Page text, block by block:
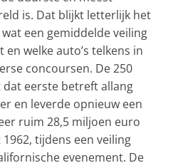
is. Dat blijkt letterlijk het
een gemiddelde veiling
welke auto’s telkens in
concoursen. De 250
dat eerste betreft allang
en leverde opnieuw een
ruim 28,5 miljoen euro
tijdens een veiling
evenement. De